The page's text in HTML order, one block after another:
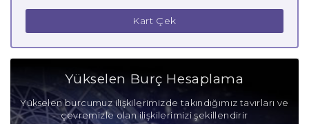
Yay Burcu Güçlü Yanları
Yay Burcu Zayıf Yanları
Anne Yay Burcu
Kart Çek
Yükselen Burç Hesaplama
Yükselen burcumuz ilişkilerimizde takındığımız tavırları ve
çevremizle olan ilişkilerimizi şekillendirir